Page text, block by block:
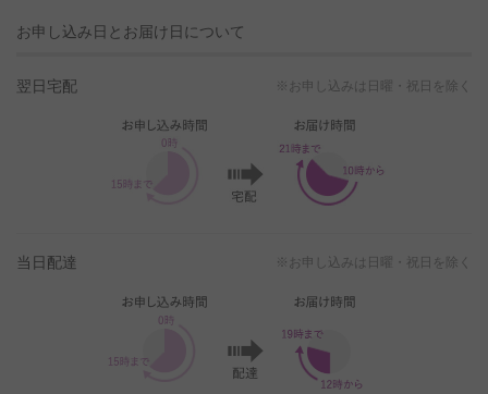
お申し込み日とお届け日について
翌日宅配 ※お申し込みは日曜・祝日を除く
当日配達 ※お申し込みは日曜・祝日を除く